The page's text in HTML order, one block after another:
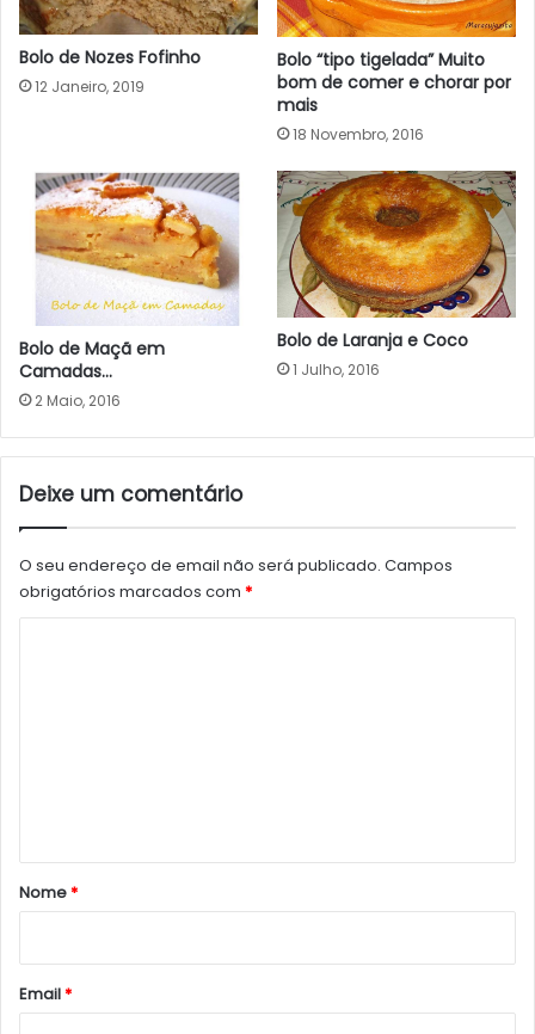
Bolo de Nozes Fofinho
12 Janeiro, 2019
Bolo “tipo tigelada” Muito
bom de comer e chorar por
mais
18 Novembro, 2016
Bolo de Maçã em
Camadas…
2 Maio, 2016
Bolo de Laranja e Coco
1 Julho, 2016
Deixe um comentário
O seu endereço de email não será publicado. Campos
obrigatórios marcados com *
r
*
Nome*
Email*